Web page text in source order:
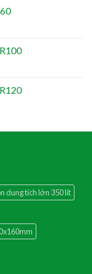
dung tích lớn 350 lít